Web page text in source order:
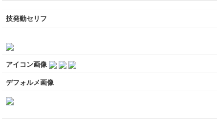
技発動セリフ
アイコン画像
デフォルメ画像